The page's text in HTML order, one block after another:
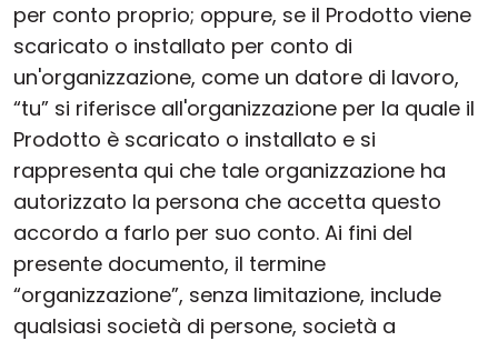
per conto proprio; oppure, se il Prodotto viene
scaricato o installato per conto di
un'organizzazione, come un datore di lavoro,
“tu” si riferisce all'organizzazione per la quale il
Prodotto è scaricato o installato e si
rappresenta qui che tale organizzazione ha
autorizzato la persona che accetta questo
accordo a farlo per suo conto. Ai fini del
presente documento, il termine
“organizzazione”, senza limitazione, include
qualsiasi società di persone, società a